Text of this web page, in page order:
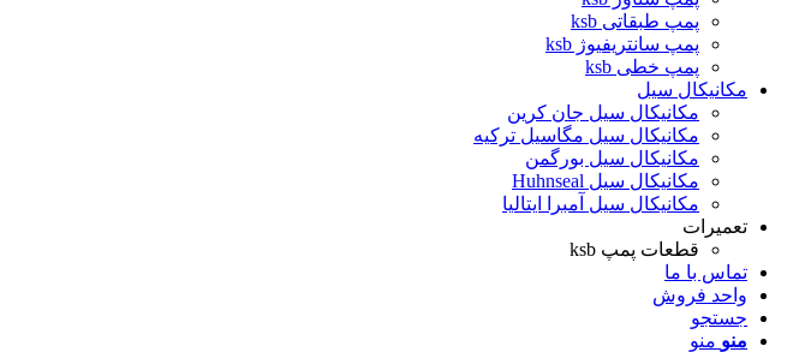
پمپ طبقاتی ksb
پمپ سانتریفیوژ ksb
پمپ خطی ksb
مکانیکال سیل
مکانیکال سیل جان کرین
مکانیکال سیل مگاسیل ترکیه
مکانیکال سیل بورگمن
مکانیکال سیل Huhnseal
مکانیکال سیل آمبرا ایتالیا
تعمیرات
قطعات پمپ ksb
تماس با ما
واحد فروش
جستجو
منو منو